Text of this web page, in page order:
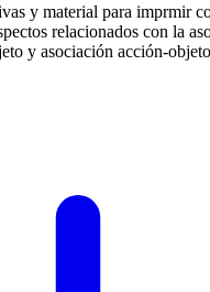
y material para imprmir
relacionados con la
y asociación acción-